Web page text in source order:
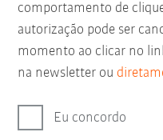
comportamento de
autorização pode ser
momento ao clicar no
na newsletter ou
Eu concordo